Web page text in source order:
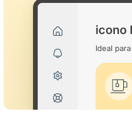
icono
Ideal